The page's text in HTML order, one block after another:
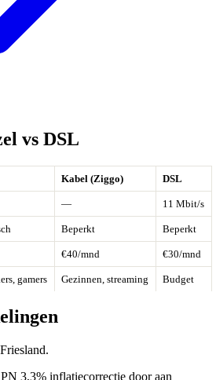
vs DSL
Kabel (Ziggo) DSL
— 11 Mbit/s
Beperkt Beperkt
€40/mnd €30/mnd
gamers Gezinnen, streaming Budget
3,3% inflatiecorrectie door aan